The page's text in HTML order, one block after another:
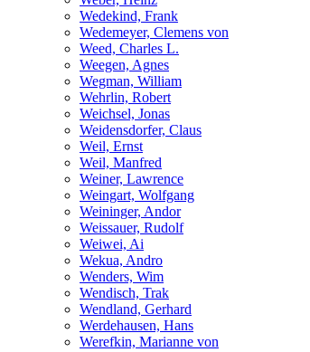
Wedekind, Frank
Wedemeyer, Clemens von
Weed, Charles L.
Weegen, Agnes
Wegman, William
Wehrlin, Robert
Weichsel, Jonas
Weidensdorfer, Claus
Weil, Ernst
Weil, Manfred
Weiner, Lawrence
Weingart, Wolfgang
Weininger, Andor
Weissauer, Rudolf
Weiwei, Ai
Wekua, Andro
Wenders, Wim
Wendisch, Trak
Wendland, Gerhard
Werdehausen, Hans
Werefkin, Marianne von